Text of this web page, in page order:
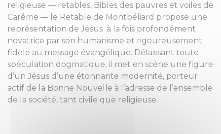
religieuse — retables, Bibles des pauvres et voiles de
Carême — le Retable de Montbéliard propose une
représentation de Jésus à la fois profondément
novatrice par son humanisme et rigoureusement
fidèle au message évangélique. Délaissant toute
spéculation dogmatique, il met en scène une figure
d’un Jésus d’une étonnante modernité, porteur
actif de la Bonne Nouvelle à l’adresse de l’ensemble
de la société, tant civile que religieuse.